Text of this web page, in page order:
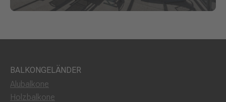
BALKONGELÄNDER
Alubalkone
Holzbalkone